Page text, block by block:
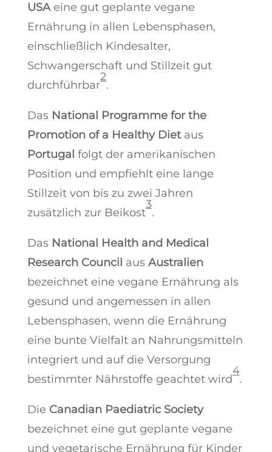
USAeine gut geplante vegane
Ernährung in allen Lebensphasen,
einschließlich Kindesalter,
Schwangerschaft und Stillzeit gut
durchführbar
2
.
Das National Programme for the
Promotion of a Healthy Dietaus
Portugal folgt der amerikanischen
Position und empfiehlt eine lange
Stillzeit von bis zu zwei Jahren
zusätzlich zur Beikost
3
.
Das National Health and Medical
Research Council aus Australien
bezeichnet eine vegane Ernährung als
gesund und angemessen in allen
Lebensphasen, wenn die Ernährung
eine bunte Vielfalt an Nahrungsmitteln
integriert und auf die Versorgung
bestimmter Nährstoffe geachtet wird
4
.
Die Canadian Paediatric Society
bezeichnet eine gut geplante vegane
und vegetarische Ernährung für Kinder